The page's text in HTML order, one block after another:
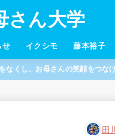
さん大学
せ イクシモ 藤本裕子
なくし、お母さんの笑顔をつな
田